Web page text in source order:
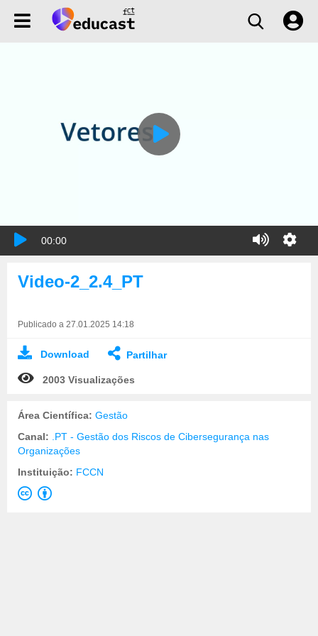
00:00
Video-2_2.4_PT
Publicado a 27.01.2025 14:18
Download Partilhar
2003 Visualizações
Área Científica: Gestão
Canal:
.PT - Gestão dos Riscos de Cibersegurança nas
Organizações
Instituição: FCCN